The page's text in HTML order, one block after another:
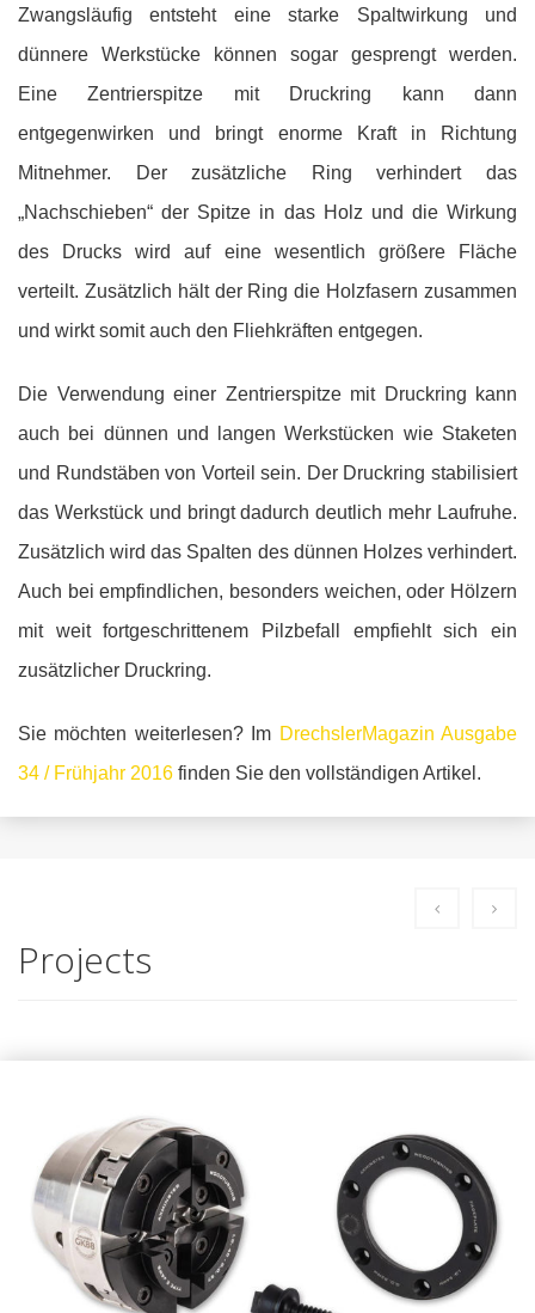
Zwangsläufig entsteht eine starke Spaltwirkung und
dünnere Werkstücke können sogar gesprengt werden.
Eine Zentrierspitze mit Druckring kann dann
entgegenwirken und bringt enorme Kraft in Richtung
Mitnehmer. Der zusätzliche Ring verhindert das
„Nachschieben“ der Spitze in das Holz und die Wirkung
des Drucks wird auf eine wesentlich größere Fläche
verteilt. Zusätzlich hält der Ring die Holzfasern zusammen
und wirkt somit auch den Fliehkräften entgegen.
Die Verwendung einer Zentrierspitze mit Druckring kann
auch bei dünnen und langen Werkstücken wie Staketen
und Rundstäben von Vorteil sein. Der Druckring stabilisiert
das Werkstück und bringt dadurch deutlich mehr Laufruhe.
Zusätzlich wird das Spalten des dünnen Holzes verhindert.
Auch bei empfindlichen, besonders weichen, oder Hölzern
mit weit fortgeschrittenem Pilzbefall empfiehlt sich ein
zusätzlicher Druckring.
Sie möchten weiterlesen? Im DrechslerMagazin Ausgabe
34 / Frühjahr 2016 finden Sie den vollständigen Artikel.
Projects
Drechselfutter Discovery GK88
AUSGABE 69, TECHNIK & NEUES